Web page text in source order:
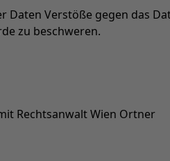
Verstöße gegen das
zu beschweren.
Rechtsanwalt Wien Ortner